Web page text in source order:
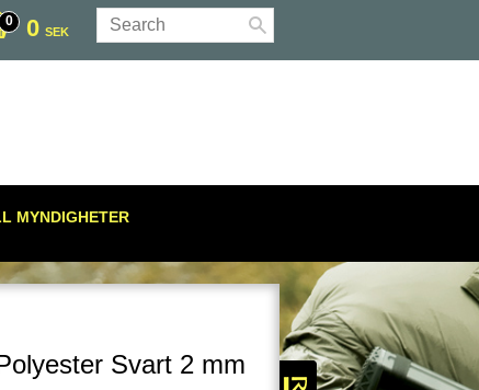
0 SEK
MYNDIGHETER
Svart 2 mm